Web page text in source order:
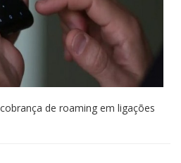
de roaming em ligações